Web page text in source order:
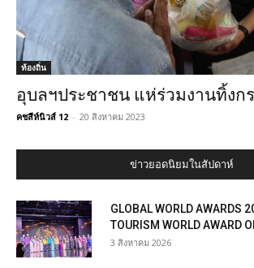
ท้องถิ่น
อุบลฯประชาชน แห่ร่วมงานทิ้งก
คชสีห์นิวส์ 12 - 20 สิงหาคม 2023
ข่าวยอดนิยมในสัปดาห์
GLOBAL WORLD AWARDS
TOURISM WORLD AWARD
3 สิงหาคม 2026